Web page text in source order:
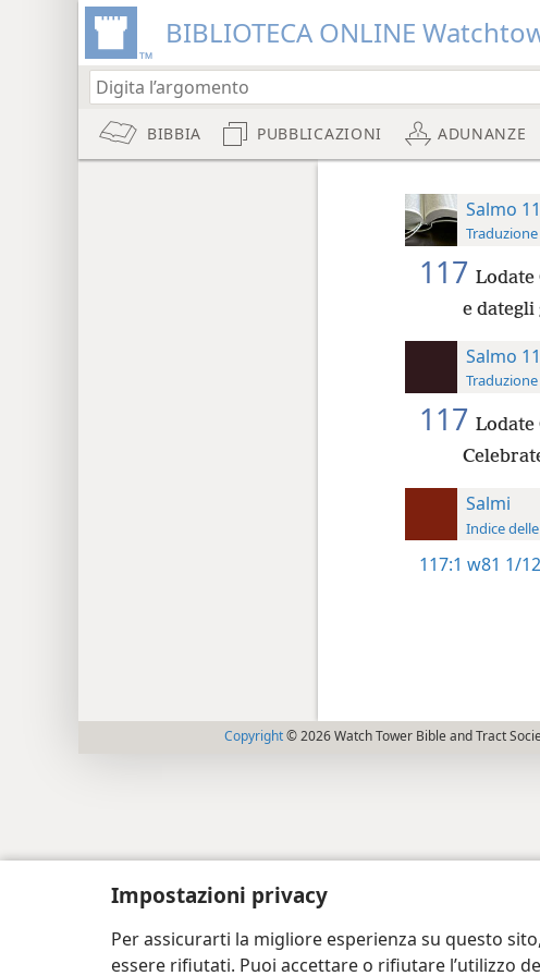
Impostazioni privacy
Per assicurarti la migliore esperienza su questo
essere rifiutati. Puoi accettare o rifiutare l’utilizzo
BIBLIOTECA ONLINE
BIBBIA PUBBLICAZIONI ADUNANZE
Salmo
117 Lodate
e
Salmo
117 Lodate
Salmi
Indice
117:1 w81 1/
Copyright© 2026 Watch Tower Bible and Tract